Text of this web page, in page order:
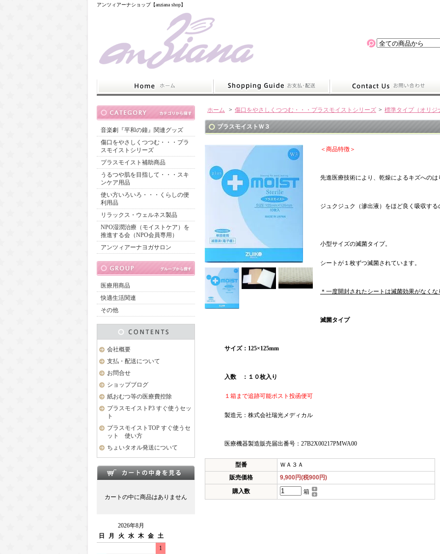
アンツィアーナショップ【anziana shop】
音楽劇『平和の鐘』関連グッズ
傷口をやさしくつつむ・・・プラ
スモイストシリーズ
プラスモイスト補助商品
うるつや肌を目指して・・・スキ
ンケア用品
使い方いろいろ・・・くらしの便
利用品
リラックス・ウェルネス製品
NPO湿潤治療（モイストケア）を
推進する会（NPO会員専用）
アンツィアーナヨガサロン
医療用商品
快適生活関連
その他
会社概要
支払・配送について
お問合せ
ショップブログ
紙おむつ等の医療費控除
プラスモイストP3 すぐ使うセッ
ト
プラスモイストTOP すぐ使うセ
ット 使い方
ちょいタオル発送について
カートの中に商品はありません
2026年8月
日
月 火 水 木 金 土
1
ホーム > 傷口をやさしくつつむ・・・プラスモイストシリーズ > 標準タイプ（オリジ
プラスモイストＷ３
＜商品特徴＞
先進医療技術により、乾燥によるキズへの
ジュクジュク（滲出液）をほど良く吸収す
小型サイズの滅菌タイプ。
シートが１枚ずつ滅菌されています。
＊一度開封されたシートは滅菌効果がなくな
滅菌タイプ
サイズ：125×125mm
入数 ：１０枚入り
１箱まで追跡可能ポスト投函便可
製造元：株式会社瑞光メディカル
医療機器製造販売届出番号：27B2X00217PMWA00
型番
ＷＡ３Ａ
販売価格
9,900円(税900円)
購入数
箱